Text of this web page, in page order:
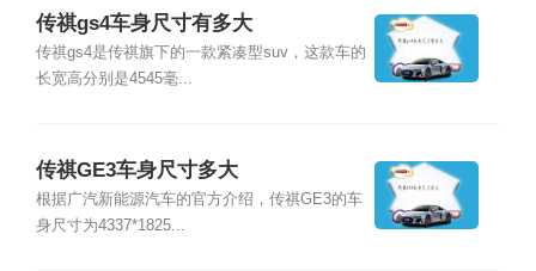
传祺gs4车身尺寸有多大
传祺gs4是传祺旗下的一款紧凑型suv，这款车的
长宽高分别是4545毫...
传祺GE3车身尺寸多大
根据广汽新能源汽车的官方介绍，传祺GE3的车
身尺寸为4337*1825...